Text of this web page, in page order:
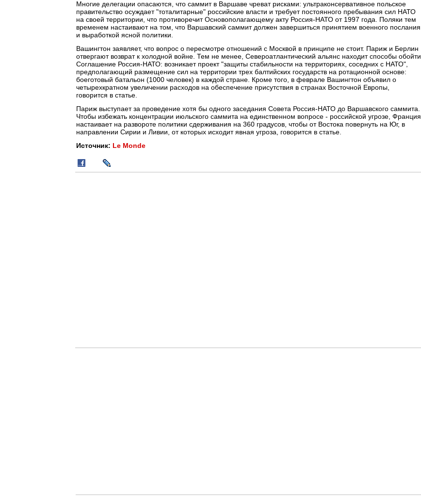
Многие делегации опасаются, что саммит в Варшаве чреват рисками: ультраконсервативное польское
правительство осуждает "тоталитарные" российские власти и требует постоянного пребывания сил НАТО
на своей территории, что противоречит Основополагающему акту Россия-НАТО от 1997 года. Поляки тем
временем настаивают на том, что Варшавский саммит должен завершиться принятием военного послания
и выработкой ясной политики.
Вашингтон заявляет, что вопрос о пересмотре отношений с Москвой в принципе не стоит. Париж и Берлин
отвергают возврат к холодной войне. Тем не менее, Североатлантический альянс находит способы обойти
Соглашение Россия-НАТО: возникает проект "защиты стабильности на территориях, соседних с НАТО",
предполагающий размещение сил на территории трех балтийских государств на ротационной основе:
боеготовый батальон (1000 человек) в каждой стране. Кроме того, в феврале Вашингтон объявил о
четырехкратном увеличении расходов на обеспечение присутствия в странах Восточной Европы,
говорится в статье.
Париж выступает за проведение хотя бы одного заседания Совета Россия-НАТО до Варшавского саммита.
Чтобы избежать концентрации июльского саммита на единственном вопросе - российской угрозе, Франция
настаивает на развороте политики сдерживания на 360 градусов, чтобы от Востока повернуть на Юг, в
направлении Сирии и Ливии, от которых исходит явная угроза, говорится в статье.
Источник: Le Monde